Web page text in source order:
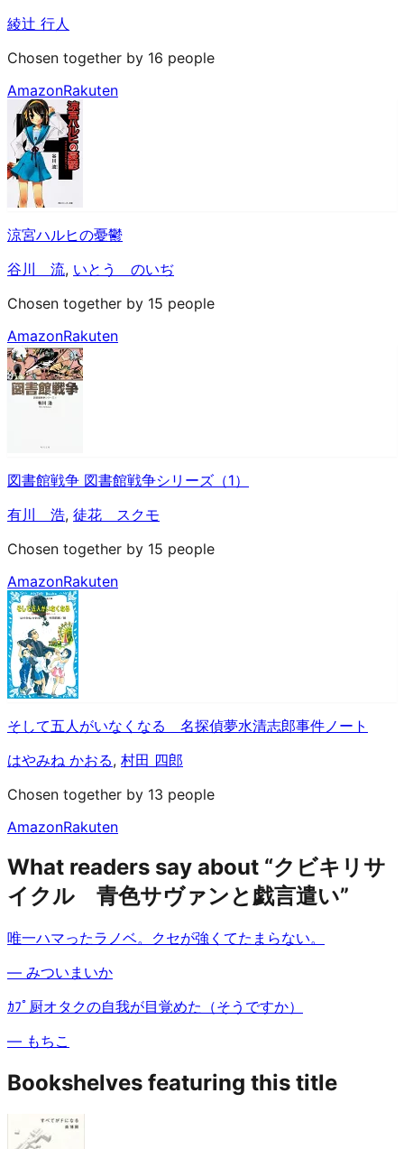
綾辻 行人
Chosen together by 16 people
AmazonRakuten
涼宮ハルヒの憂鬱
谷川 流, いとう のいぢ
Chosen together by 15 people
AmazonRakuten
図書館戦争 図書館戦争シリーズ（1）
有川 浩, 徒花 スクモ
Chosen together by 15 people
AmazonRakuten
そして五人がいなくなる 名探偵夢水清志郎事件ノート
はやみね かおる, 村田 四郎
Chosen together by 13 people
AmazonRakuten
What readers say about “クビキリサ
イクル 青色サヴァンと戯言遣い”
唯一ハマったラノベ。クセが強くてたまらない。
— みついまいか
ｶﾌﾟ厨オタクの自我が目覚めた（そうですか）
— もちこ
Bookshelves featuring this title